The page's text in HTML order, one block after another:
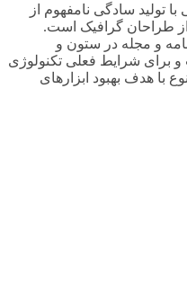
تولید سادگی نامفهوم از
طراحان گرافیک است.
و مجله در ستون و
شرایط فعلی تکنولوژی
با هدف بهبود ابزارهای